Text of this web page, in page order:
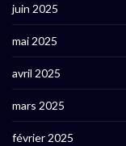
juin 2025
mai 2025
avril 2025
mars 2025
février 2025